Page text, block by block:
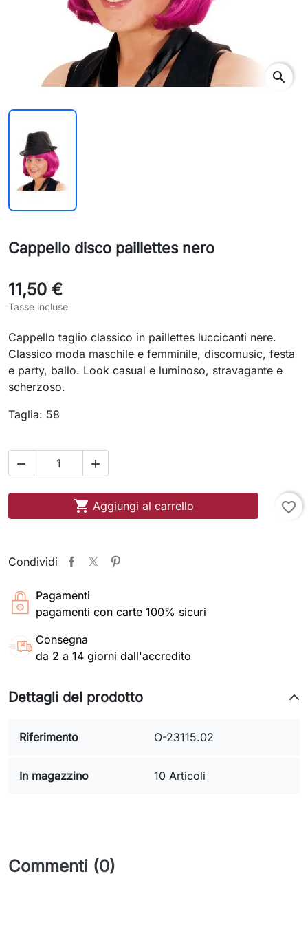
search
Cappello disco paillettes nero
11,50 €
Tasse incluse
Cappello taglio classico in paillettes luccicanti nere.
Classico moda maschile e femminile, discomusic, festa
e party, ballo. Look casual e luminoso, stravagante e
scherzoso.
Taglia: 58
 
 Aggiungi al carrello favorite_border
Condividi
Pagamenti
pagamenti con carte 100% sicuri
Consegna
da 2 a 14 giorni dall'accredito
Dettagli del prodotto
Riferimento O-23115.02
In magazzino 10 Articoli
Commenti (0)